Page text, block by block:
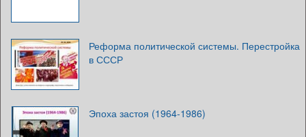
Реформа политической системы. Перестройка
в СССР
Эпоха застоя (1964-1986)